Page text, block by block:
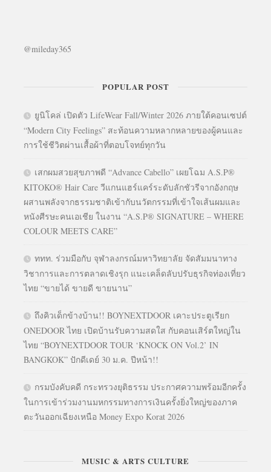
@mileday365
POPULAR POST
ยูนิโคล่ เปิดตัว LifeWear Fall/Winter 2026 ภายใต้คอนเซปต์
“Modern City Feelings” สะท้อนความหลากหลายของผู้คนและ
การใช้ชีวิตผ่านเสื้อผ้าที่ตอบโจทย์ทุกวัน
เสกผมสวยสุขภาพดี “Advance Cabello” เผยโฉม A.S.P®
KITOKO® Hair Care วีแกนแฮร์แคร์ระดับลักชัวรีจากอังกฤษ
ผสานพลังจากธรรมชาติเข้ากับนวัตกรรมที่เข้าใจเส้นผมและ
หนังศีรษะคนเอเชีย ในงาน “A.S.P® SIGNATURE – WHERE
COLOUR MEETS CARE”
ททท. ร่วมมือกับ จุฬาลงกรณ์มหาวิทยาลัย จัดสัมมนาทาง
วิชาการและการตลาดเชิงรุก แนะเคล็ดลับปรับธุรกิจท่องเที่ยว
ไทย “ขายได้ ขายดี ขายนาน”
ถึงคิวเด็กข้างบ้าน!! BOYNEXTDOOR เคาะประตูเรียก
ONEDOOR ไทย เปิดบ้านรับความสดใส กับคอนเสิร์ตใหญ่ใน
ไทย “BOYNEXTDOOR TOUR ‘KNOCK ON Vol.2’ IN
BANGKOK” ปักดีเดย์ 30 ม.ค. ปีหน้า!!
กรมบังคับคดี กระทรวงยุติธรรม ประกาศความพร้อมอีกครั้ง
ในการเข้าร่วมงานมหกรรมทางการเงินครั้งยิ่งใหญ่ของภาค
ตะวันออกเฉียงเหนือ Money Expo Korat 2026
MUSIC & ARTS CULTURE